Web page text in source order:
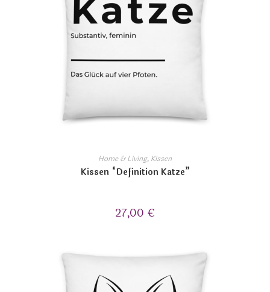
Home & Living, Kissen
Kissen “Definition Katze”
27,00 €